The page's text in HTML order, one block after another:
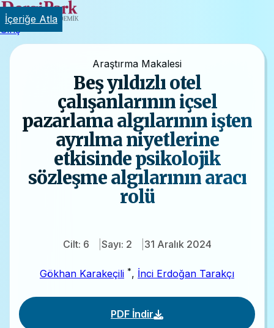
Giriş
Araştırma Makalesi
Beş yıldızlı otel
çalışanlarının içsel
pazarlama algılarının işten
ayrılma niyetlerine
etkisinde psikolojik
sözleşme algılarının aracı
rolü
Cilt: 6 Sayı: 2 31 Aralık 2024
Gökhan Karakeçili *, İnci Erdoğan Tarakçı
PDF İndir
İçeriğe Atla